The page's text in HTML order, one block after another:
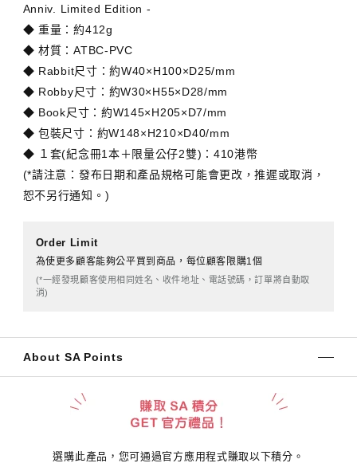
Anniv. Limited Edition -
◆ 重量：約412g
◆ 材質：ATBC-PVC
◆ Rabbit尺寸：約W40×H100×D25/mm
◆ Robby尺寸：約W30×H55×D28/mm
◆ Book尺寸：約W145×H205×D7/mm
◆ 包裝尺寸：約W148×H210×D40/mm
◆ １套(紀念冊1本＋限量公仔2雙)：410港幣
(*請注意：發布日期和產品規格可能會更改，推遲或取消，
恕不另行通知。)
Order Limit
為使更多顧客能夠公平買到商品，每位顧客限購1個
(*一經發現顧客使用相同姓名、收件地址、電話號碼，訂單將自動取
消)
About SA Points
選購此產品，您可通過官方應用程式賺取以下積分。